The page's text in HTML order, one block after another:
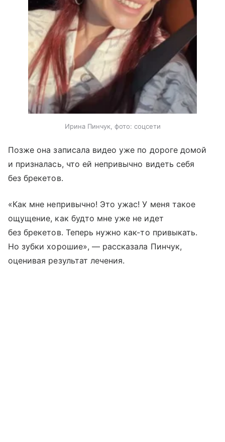
Ирина Пинчук, фото: соцсети
Позже она записала видео уже по дороге домой
и призналась, что ей непривычно видеть себя
без брекетов.
«Как мне непривычно! Это ужас! У меня такое
ощущение, как будто мне уже не идет
без брекетов. Теперь нужно как-то привыкать.
Но зубки хорошие», — рассказала Пинчук,
оценивая результат лечения.